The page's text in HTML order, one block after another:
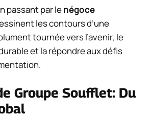
passant par lenégoce
les contours d’une
tournée vers l’avenir, le
et la répondre aux défis
Groupe Soufflet: Du